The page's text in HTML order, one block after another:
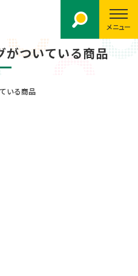
メニュー
がついている商品
いる商品